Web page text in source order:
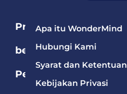
Program
berdasarkan
Pelajaran
Apa itu WonderMind
Hubungi Kami
Syarat dan Ketentuan
Kebijakan Privasi